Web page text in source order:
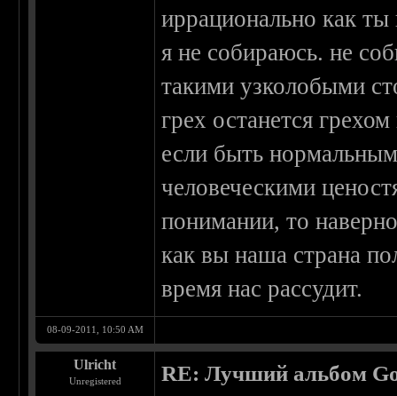
иррационально как
я не собираюсь. не
такими узколобыми
грех останется
если быть
человеческими
понимании, то
как вы наша страна
время нас рассудит.
08-09-2011, 10:50 AM
Ulricht
Unregistered RE: Лучший альбом